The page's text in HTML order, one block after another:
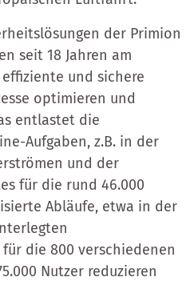
der Primion
seit 18 Jahren am
und sichere
optimieren und
entlastet die
Aufgaben, z.B. in der
und der
für die rund 46.000
Abläufe, etwa in der
die 800 verschiedenen
Nutzer reduzieren